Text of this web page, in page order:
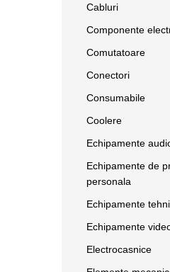
Cabluri
Componente
Comutatoare
Conectori
Consumabile
Coolere
Echipamente
Echipamente de
personala
Echipamente
Echipamente
Electrocasnice